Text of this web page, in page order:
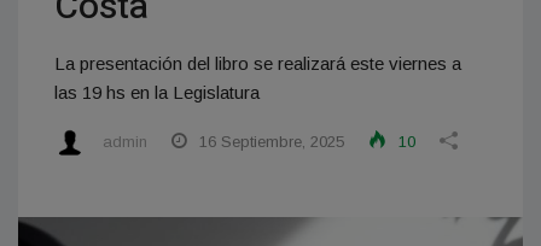
La presentación del libro se realizará este viernes a
las 19 hs en la Legislatura
admin 16 Septiembre, 2025 10